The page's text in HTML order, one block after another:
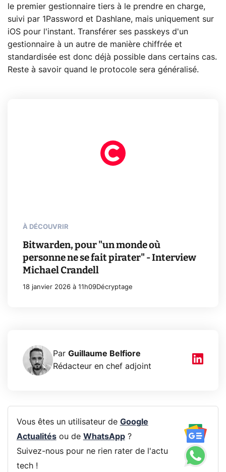
le premier gestionnaire tiers à le prendre en charge,
suivi par 1Password et Dashlane, mais uniquement sur
iOS pour l'instant. Transférer ses passkeys d'un
gestionnaire à un autre de manière chiffrée et
standardisée est donc déjà possible dans certains cas.
Reste à savoir quand le protocole sera généralisé.
À DÉCOUVRIR
Bitwarden, pour "un monde où
personne ne se fait pirater" - Interview
Michael Crandell
18 janvier 2026 à 11h09Décryptage
Par Guillaume Belfiore
Rédacteur en chef adjoint
Vous êtes un utilisateur de Google
Actualitésou de WhatsApp?
Suivez-nous pour ne rien rater de l'actu
tech !